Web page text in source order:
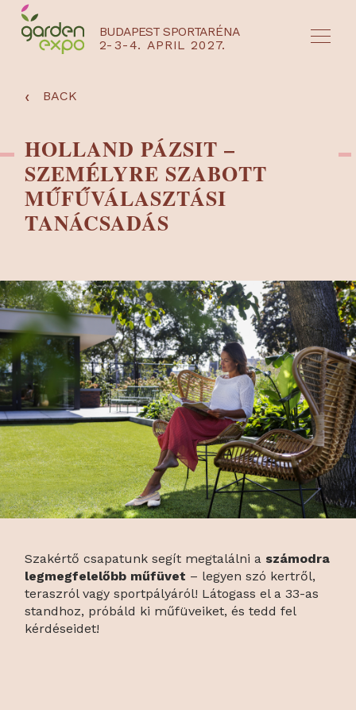
BUDAPEST SPORTARÉNA
2-3-4. APRIL 2027.
NYEREMÉNYJÁTÉK / REGISZTRÁCIÓ
‹ BACK
HOLLAND PÁZSIT –
SZEMÉLYRE SZABOTT
MŰFŰVÁLASZTÁSI
TANÁCSADÁS
Szakértő csapatunk segít megtalálni a számodra
legmegfelelőbb műfüvet – legyen szó kertről,
teraszról vagy sportpályáról! Látogass el a 33-as
standhoz, próbáld ki műfüveiket, és tedd fel
kérdéseidet!